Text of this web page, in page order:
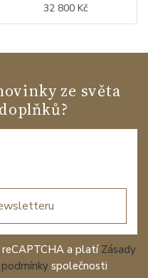
32 800 Kč
ze světa
reCAPTCHA a platí Zásady
společnosti